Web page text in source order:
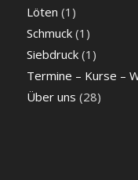
Löten (1)
Schmuck(1)
Siebdruck(1)
Termine – Kurse –
Über uns (28)